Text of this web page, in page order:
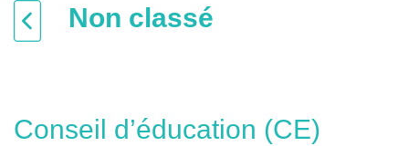
Non classé
Conseil d’éducation (CE)